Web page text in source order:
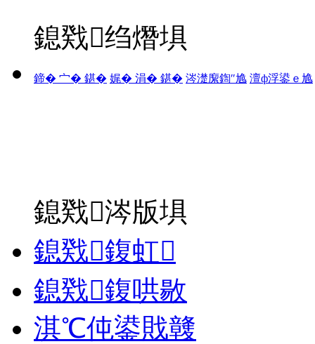
鎴戣绉熸埧
鍗� 宀� 鍖� 娓� 涓� 鍖� 涔濋緳鍧″尯 澶ф浮鍙ｅ尯
鎴戣涔版埧
鎴戣鍑虹
鎴戣鍑哄敭
淇℃伅鍙戝竷